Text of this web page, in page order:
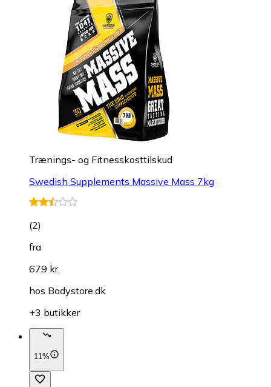
Trænings- og Fitnesskosttilskud
Swedish Supplements Massive Mass 7kg
(2)
fra
679 kr.
hos Bodystore.dk
+3 butikker
11%